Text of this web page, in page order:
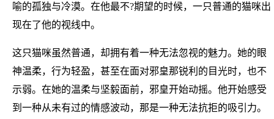
喻的孤独与冷漠。在他最不?期望的时候，一只普通的猫咪出
现在了他的视线中。
这只猫咪虽然普通，却拥有着一种无法忽视的魅力。她的眼
神温柔，行为轻盈，甚至在面对邪皇那锐利的目光时，也不
示弱。在她的温柔与坚毅面前，邪皇开始动摇。他开始感受
到一种从未有过的情感波动，那是一种无法抗拒的吸引力。